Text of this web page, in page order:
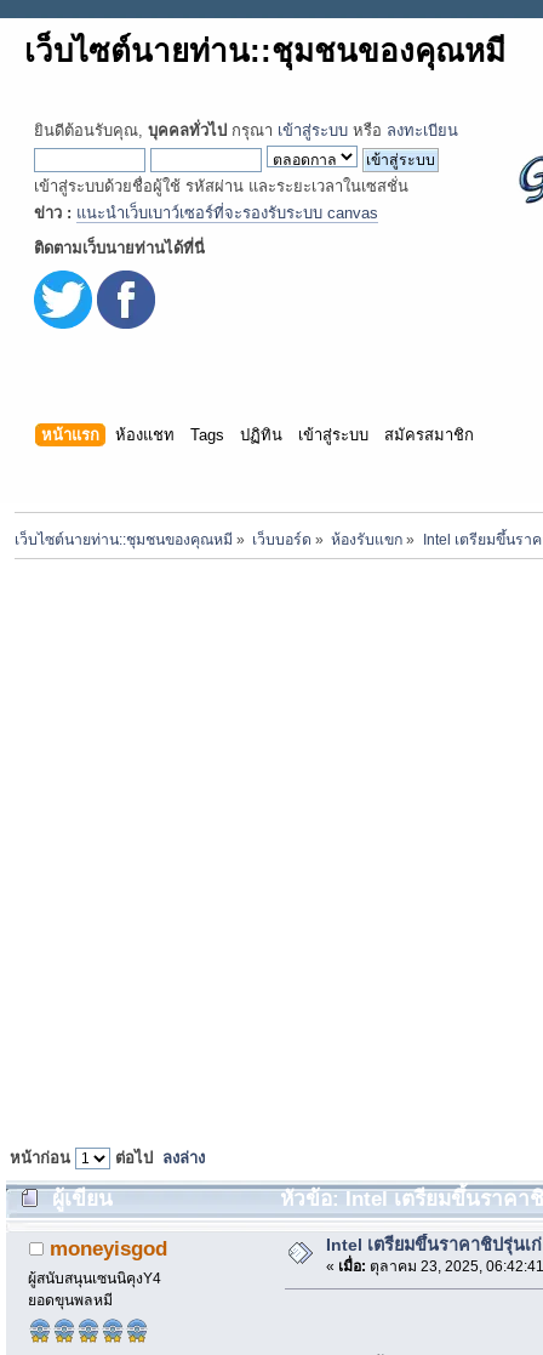
เว็บไซต์นายท่าน::ชุมชนของคุณหมี
ยินดีต้อนรับคุณ, บุคคลทั่วไป กรุณา เข้าสู่ระบบ หรือ ลงทะเบียน
เข้าสู่ระบบด้วยชื่อผู้ใช้ รหัสผ่าน และระยะเวลาในเซสชั่น
ข่าว : แนะนำเว็บเบาว์เซอร์ที่จะรองรับระบบ canvas
ติดตามเว็บนายท่านได้ที่นี่
หน้าแรก ห้องแชท Tags ปฏิทิน เข้าสู่ระบบ สมัครสมาชิก
เว็บไซต์นายท่าน::ชุมชนของคุณหมี » เว็บบอร์ด » ห้องรับแขก » Intel เตรียมขึ้นรา
หน้าก่อน ต่อไป ลงล่าง
ผู้เขียน หัวข้อ: Intel เตรียมขึ้นราคา
moneyisgod
ผู้สนับสนุนเซนนิคุงY4
ยอดขุนพลหมี
Intel เตรียมขึ้นราคาชิปรุ่นเ
« เมื่อ: ตุลาคม 23, 2025,